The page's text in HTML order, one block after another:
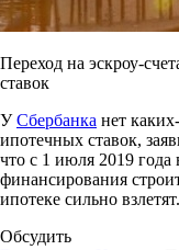
Переход на эскроу-
ставок
УСбербанка нет
ипотечных ставок,
что с 1 июля 2019 года
финансирования
ипотеке сильно взлетят.
Обсудить